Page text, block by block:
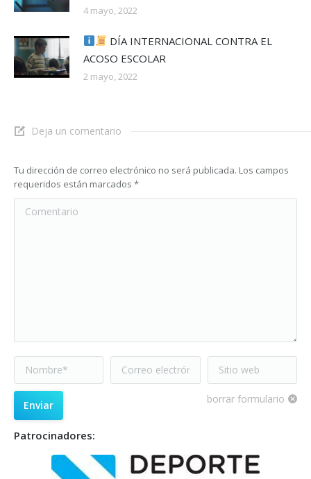
4 mayo, 2022
DÍA INTERNACIONAL CONTRA EL
ACOSO ESCOLAR
2 mayo, 2022
Deja un comentario
Tu dirección de correo electrónico no será publicada. Los campos
requeridos están marcados *
Comentario
Nombre *
Correo electrónico
*
Sitio web
borrar formulario
Enviar
Patrocinadores: